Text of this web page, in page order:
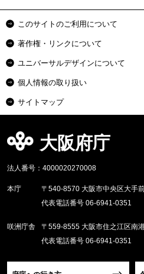
このサイトのご利用について
著作権・リンクについて
ユニバーサルデザインについて
個人情報の取り扱い
サイトマップ
大阪府庁
法人番号：4000020270008
本庁
〒540-8570 大阪市中央区大手
代表電話番号 06-6941-0351
咲洲庁舎
〒559-8555 大阪市住之江区南
代表電話番号 06-6941-0351